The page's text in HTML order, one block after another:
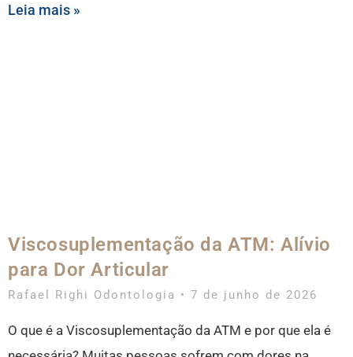
Leia mais »
Viscosuplementação da ATM: Alívio
para Dor Articular
Rafael Righi Odontologia 7 de junho de 2026
O que é a Viscosuplementação da ATM e por que ela é